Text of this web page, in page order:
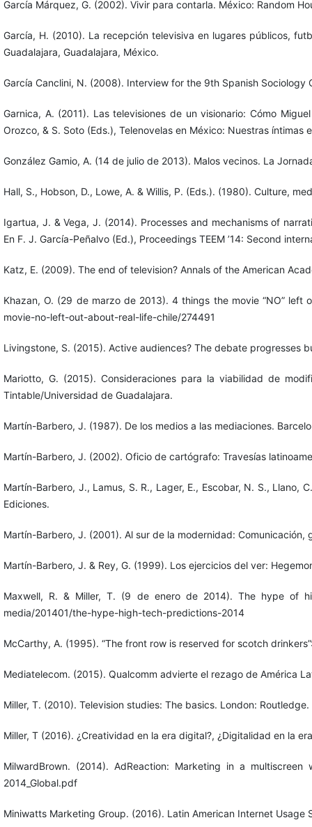
García Márquez, G. (2002). Vivir para contarla. México: Random
García, H. (2010). La recepción televisiva en lugares públicos,
Guadalajara, Guadalajara, México.
García Canclini, N. (2008). Interview for the 9th Spanish
Garnica, A. (2011). Las televisiones de un visionario: Cómo
Orozco, & S. Soto (Eds.), Telenovelas en México: Nuestras
González Gamio, A. (14 de julio de 2013). Malos vecinos. La
Hall, S., Hobson, D., Lowe, A. & Willis, P. (Eds.). (1980). Culture,
Igartua, J. & Vega, J. (2014). Processes and mechanisms of
En F. J. García-Peñalvo (Ed.), Proceedings TEEM ’14: Second
Katz, E. (2009). The end of television? Annals of the American
Khazan, O. (29 de marzo de 2013). 4 things the movie “NO”
movie-no-left-out-about-real-life-chile/274491
Livingstone, S. (2015). Active audiences? The debate progresses
Mariotto, G. (2015). Consideraciones para la viabilidad de
Tintable/Universidad de Guadalajara.
Martín-Barbero, J. (1987). De los medios a las mediaciones.
Martín-Barbero, J. (2002). Oficio de cartógrafo: Travesías
Martín-Barbero, J., Lamus, S. R., Lager, E., Escobar, N. S., Llano,
Ediciones.
Martín-Barbero, J. (2001). Al sur de la modernidad:
Martín-Barbero, J. & Rey, G. (1999). Los ejercicios del ver:
Maxwell, R. & Miller, T. (9 de enero de 2014). The hype of
media/201401/the-hype-high-tech-predictions-2014
McCarthy, A. (1995). “The front row is reserved for scotch
Mediatelecom. (2015). Qualcomm advierte el rezago de América
Miller, T. (2010). Television studies: The basics. London: Routledge.
Miller, T (2016). ¿Creatividad en la era digital?, ¿Digitalidad en la
MilwardBrown. (2014). AdReaction: Marketing in a multiscreen
2014_Global.pdf
Miniwatts Marketing Group. (2016). Latin American Internet